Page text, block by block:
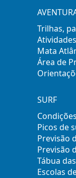
Trilhas,
Mata
Área de
SURF
Picos de
Previsão
Previsão
Tábua
Escolas